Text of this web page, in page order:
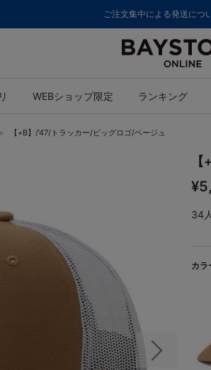
8,000円(
WEBショップ限定 ランキング
【+B】/’47/トラッカー/ビッグロゴ/ベージュ
次の画像
34
カラ